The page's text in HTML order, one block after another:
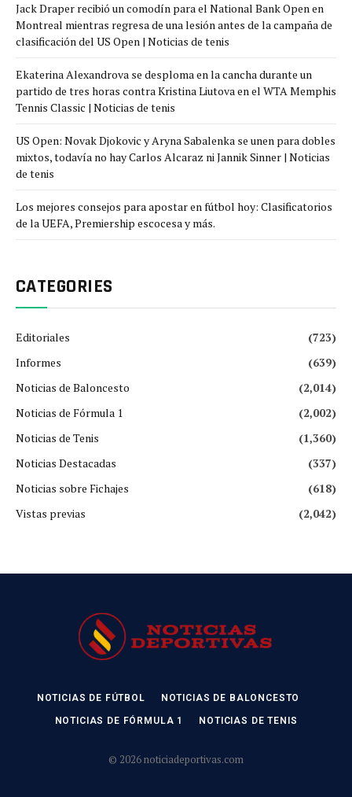
Jack Draper recibió un comodín para el National Bank Open en
Montreal mientras regresa de una lesión antes de la campaña de
clasificación del US Open | Noticias de tenis
Ekaterina Alexandrova se desploma en la cancha durante un
partido de tres horas contra Kristina Liutova en el WTA Memphis
Tennis Classic | Noticias de tenis
US Open: Novak Djokovic y Aryna Sabalenka se unen para dobles
mixtos, todavía no hay Carlos Alcaraz ni Jannik Sinner | Noticias
de tenis
Los mejores consejos para apostar en fútbol hoy: Clasificatorios
de la UEFA, Premiership escocesa y más.
CATEGORIES
Editoriales
(723)
Informes
(639)
Noticias de Baloncesto
(2,014)
Noticias de Fórmula 1
(2,002)
Noticias de Tenis
(1,360)
Noticias Destacadas
(337)
Noticias sobre Fichajes
(618)
Vistas previas
(2,042)
NOTICIAS DE FÚTBOL NOTICIAS DE BALONCESTO
NOTICIAS DE FÓRMULA 1 NOTICIAS DE TENIS
© 2026 noticiadeportivas.com